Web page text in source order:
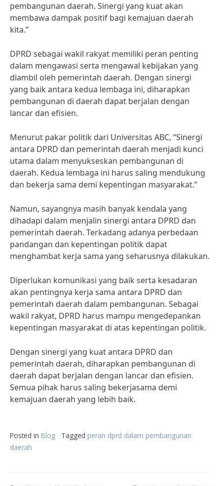
pembangunan daerah. Sinergi yang kuat akan
membawa dampak positif bagi kemajuan daerah
kita.”
DPRD sebagai wakil rakyat memiliki peran penting
dalam mengawasi serta mengawal kebijakan yang
diambil oleh pemerintah daerah. Dengan sinergi
yang baik antara kedua lembaga ini, diharapkan
pembangunan di daerah dapat berjalan dengan
lancar dan efisien.
Menurut pakar politik dari Universitas ABC, “Sinergi
antara DPRD dan pemerintah daerah menjadi kunci
utama dalam menyukseskan pembangunan di
daerah. Kedua lembaga ini harus saling mendukung
dan bekerja sama demi kepentingan masyarakat.”
Namun, sayangnya masih banyak kendala yang
dihadapi dalam menjalin sinergi antara DPRD dan
pemerintah daerah. Terkadang adanya perbedaan
pandangan dan kepentingan politik dapat
menghambat kerja sama yang seharusnya dilakukan.
Diperlukan komunikasi yang baik serta kesadaran
akan pentingnya kerja sama antara DPRD dan
pemerintah daerah dalam pembangunan. Sebagai
wakil rakyat, DPRD harus mampu mengedepankan
kepentingan masyarakat di atas kepentingan politik.
Dengan sinergi yang kuat antara DPRD dan
pemerintah daerah, diharapkan pembangunan di
daerah dapat berjalan dengan lancar dan efisien.
Semua pihak harus saling bekerjasama demi
kemajuan daerah yang lebih baik.
Posted in Blog Tagged peran dprd dalam pembangunan
daerah